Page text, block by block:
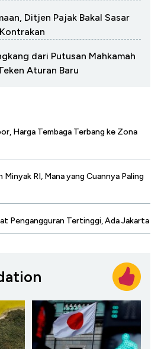
Ditjen Pajak Bakal Sasar
dari Putusan Mahkamah
Aturan Baru
Harga Tembaga Terbang ke Zona
RI, Mana yang Cuannya Paling
Pengangguran Tertinggi, Ada Jakarta